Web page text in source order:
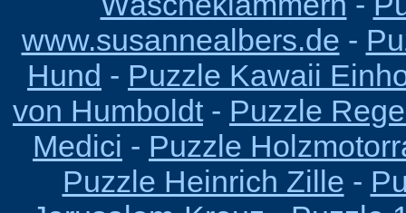
www.susannealbers.de -
Hund - Puzzle Kawaii
von Humboldt- Puzzle
Medici - Puzzle
Puzzle Heinrich Zille -